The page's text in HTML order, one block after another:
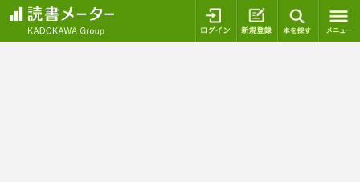
ログイン 新規登録